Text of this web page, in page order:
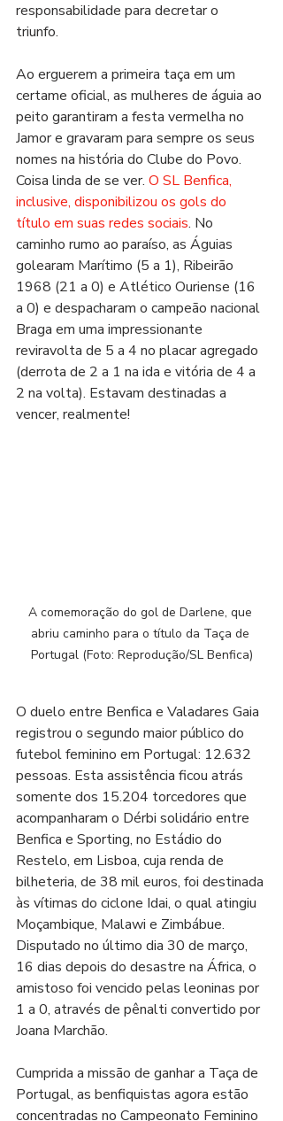
responsabilidade para decretar o
triunfo.
Ao erguerem a primeira taça em um
certame oficial, as mulheres de águia ao
peito garantiram a festa vermelha no
Jamor e gravaram para sempre os seus
nomes na história do Clube do Povo.
Coisa linda de se ver. O SL Benfica,
inclusive, disponibilizou os gols do
título em suas redes sociais. No
caminho rumo ao paraíso, as Águias
golearam Marítimo (5 a 1), Ribeirão
1968 (21 a 0) e Atlético Ouriense (16
a 0) e despacharam o campeão nacional
Braga em uma impressionante
reviravolta de 5 a 4 no placar agregado
(derrota de 2 a 1 na ida e vitória de 4 a
2 na volta). Estavam destinadas a
vencer, realmente!
A comemoração do gol de Darlene, que
abriu caminho para o título da Taça de
Portugal (Foto: Reprodução/SL Benfica)
O duelo entre Benfica e Valadares Gaia
registrou o segundo maior público do
futebol feminino em Portugal: 12.632
pessoas. Esta assistência ficou atrás
somente dos 15.204 torcedores que
acompanharam o Dérbi solidário entre
Benfica e Sporting, no Estádio do
Restelo, em Lisboa, cuja renda de
bilheteria, de 38 mil euros, foi destinada
às vítimas do ciclone Idai, o qual atingiu
Moçambique, Malawi e Zimbábue.
Disputado no último dia 30 de março,
16 dias depois do desastre na África, o
amistoso foi vencido pelas leoninas por
1 a 0, através de pênalti convertido por
Joana Marchão.
Cumprida a missão de ganhar a Taça de
Portugal, as benfiquistas agora estão
concentradas no Campeonato Feminino